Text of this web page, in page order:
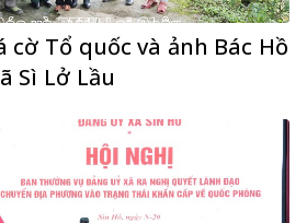
cờ Tổ quốc và ảnh Bác Hồ
Sì Lở Lầu